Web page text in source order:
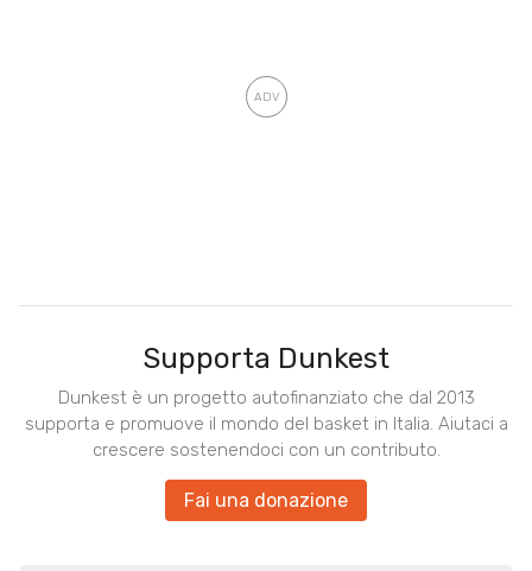
Supporta Dunkest
Dunkest è un progetto autofinanziato che dal 2013
supporta e promuove il mondo del basket in Italia. Aiutaci a
crescere sostenendoci con un contributo.
Fai una donazione